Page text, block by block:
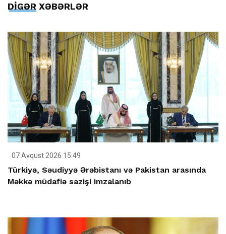
DİGƏR XƏBƏRLƏR
07 Avqust 2026 15:49
Türkiyə, Səudiyyə Ərəbistanı və Pakistan arasında
Məkkə müdafiə sazişi imzalanıb